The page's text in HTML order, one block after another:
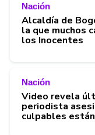
Nación
Alcaldía de
la que muchos
los Inocentes
Nación
Video revela
periodista
culpables